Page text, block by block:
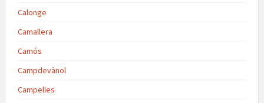
Calonge
Camallera
Camós
Campdevànol
Campelles